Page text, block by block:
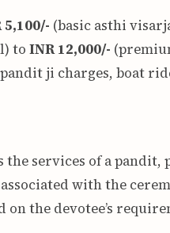
5,100/- (basic asthi
to INR 12,000/-
ji charges, boat
services of a pandit,
with the
on the devotee’s